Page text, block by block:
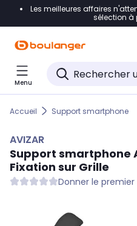
Accéder directement à la
Accéder directement au
Accéder directement au
Les meilleures affaires
sélection à
Menu
Accueil Support smartphone
AVIZAR
Support smartphone
Fixation sur Grille
Donner le premier